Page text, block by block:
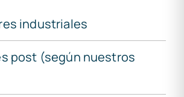
industriales
post (según nuestros